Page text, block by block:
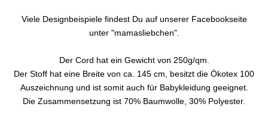
Viele Designbeispiele findest Du auf unserer Facebookseite
unter "mamasliebchen".
Der Cord hat ein Gewicht von 250g/qm.
Der Stoff hat eine Breite von ca. 145 cm, besitzt die Ökotex 100
Auszeichnung und ist somit auch für Babykleidung geeignet.
Die Zusammensetzung ist 70% Baumwolle, 30% Polyester.